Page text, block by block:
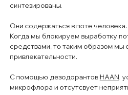
синтезированы.
Они содержаться в поте человека.
Когда мы блокируем выработку
средствами, то таким образом мы
привлекательности.
С помощью дезодорантовHAAN,
микрофлора и отсутсвует